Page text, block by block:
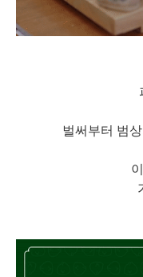
벌써부터 범